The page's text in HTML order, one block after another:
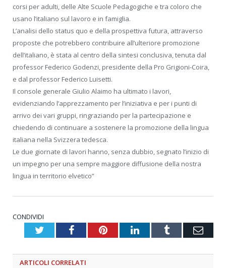
corsi per adulti, delle Alte Scuole Pedagogiche e tra coloro che
usano l’italiano sul lavoro e in famiglia.
L’analisi dello status quo e della prospettiva futura, attraverso
proposte che potrebbero contribuire all’ulteriore promozione
dell’italiano, è stata al centro della sintesi conclusiva, tenuta dal
professor Federico Godenzi, presidente della Pro Grigioni-Coira,
e dal professor Federico Luisetti.
Il console generale Giulio Alaimo ha ultimato i lavori,
evidenziando l’apprezzamento per l’iniziativa e per i punti di
arrivo dei vari gruppi, ringraziando per la partecipazione e
chiedendo di continuare a sostenere la promozione della lingua
italiana nella Svizzera tedesca.
Le due giornate di lavori hanno, senza dubbio, segnato l’inizio di
un impegno per una sempre maggiore diffusione della nostra
lingua in territorio elvetico”
CONDIVIDI
TwitterFacebookPinterestLinkedInTumblr
ARTICOLI CORRELATI